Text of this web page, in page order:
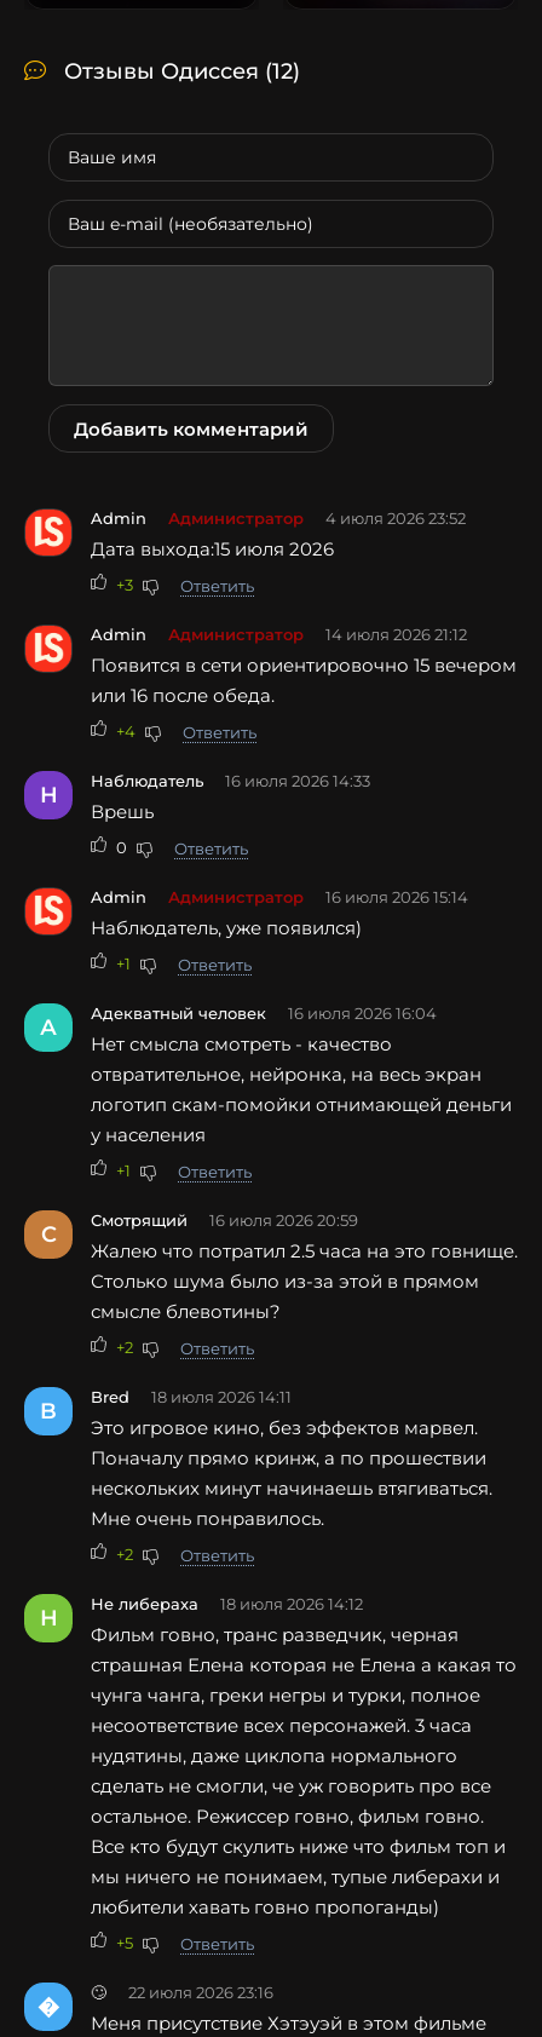
Отзывы Одиссея (12)
Добавить комментарий
Admin Администратор 4 июля 2026 23:52
Дата выхода:15 июля 2026
+3 Ответить
Admin Администратор 14 июля 2026 21:12
Появится в сети ориентировочно 15 вечером
или 16 после обеда.
+4 Ответить
Н
Наблюдатель 16 июля 2026 14:33
Врешь
0 Ответить
Admin Администратор 16 июля 2026 15:14
Наблюдатель, уже появился)
+1 Ответить
А
Адекватный человек 16 июля 2026 16:04
Нет смысла смотреть - качество
отвратительное, нейронка, на весь экран
логотип скам-помойки отнимающей деньги
у населения
+1 Ответить
С
Смотрящий 16 июля 2026 20:59
Жалею что потратил 2.5 часа на это говнище.
Столько шума было из-за этой в прямом
смысле блевотины?
+2 Ответить
B
Bred 18 июля 2026 14:11
Это игровое кино, без эффектов марвел.
Поначалу прямо кринж, а по прошествии
нескольких минут начинаешь втягиваться.
Мне очень понравилось.
+2 Ответить
Н
Не либераха 18 июля 2026 14:12
Фильм говно, транс разведчик, черная
страшная Елена которая не Елена а какая то
чунга чанга, греки негры и турки, полное
несоответствие всех персонажей. 3 часа
нудятины, даже циклопа нормального
сделать не смогли, че уж говорить про все
остальное. Режиссер говно, фильм говно.
Все кто будут скулить ниже что фильм топ и
мы ничего не понимаем, тупые либерахи и
любители хавать говно пропоганды)
+5 Ответить

🙄 22 июля 2026 23:16
Меня присутствие Хэтэуэй в этом фильме